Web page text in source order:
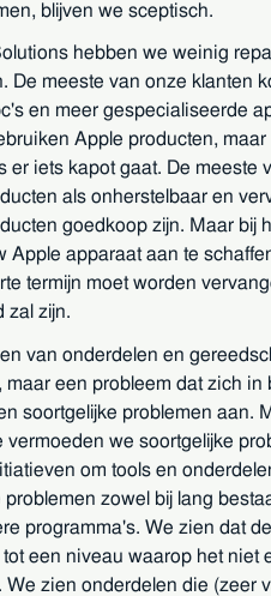
blijven we sceptisch.
hebben we weinig
De meeste van onze klanten
en meer gespecialiseerde
Apple producten,
er iets kapot gaat. De meeste
als onherstelbaar en
goedkoop zijn. Maar bij
Apple apparaat aan te
termijn moet worden
zal zijn.
van onderdelen en
maar een probleem dat zich in
soortgelijke problemen aan.
vermoeden we soortgelijke
om tools en
problemen zowel bij lang
programma's. We zien dat
een niveau waarop het niet
We zien onderdelen die (zeer